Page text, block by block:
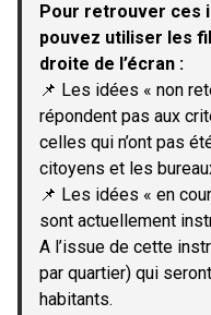
Pour retrouver ces
pouvez utiliser les
droite de l’écran :
📌 Les idées « non
répondent pas aux
celles qui n’ont pas
citoyens et les
📌 Les idées « en
sont actuellement
A l’issue de cette
par quartier) qui
habitants.